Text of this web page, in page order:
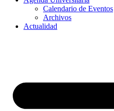
Calendario de Eventos
Archivos
Actualidad